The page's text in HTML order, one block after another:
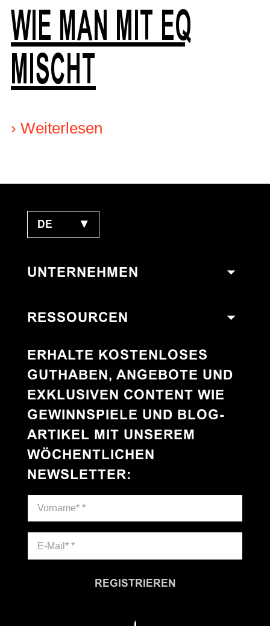
WIE MAN MIT EQ
MISCHT
› Weiterlesen
DE ▼
UNTERNEHMEN
RESSOURCEN
ERHALTE KOSTENLOSES
GUTHABEN, ANGEBOTE UND
EXKLUSIVEN CONTENT WIE
GEWINNSPIELE UND BLOG-
ARTIKEL MIT UNSEREM
WÖCHENTLICHEN
NEWSLETTER:
REGISTRIEREN